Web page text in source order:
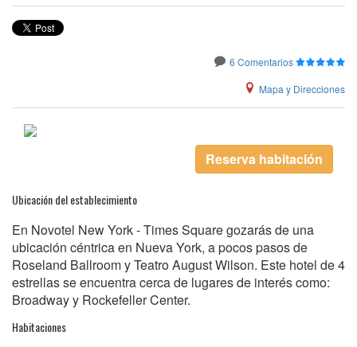
6 Comentarios
Mapa y Direcciones
Reserva habitación
Ubicación del establecimiento
En Novotel New York - Times Square gozarás de una
ubicación céntrica en Nueva York, a pocos pasos de
Roseland Ballroom y Teatro August Wilson. Este hotel de 4
estrellas se encuentra cerca de lugares de interés como:
Broadway y Rockefeller Center.
Habitaciones